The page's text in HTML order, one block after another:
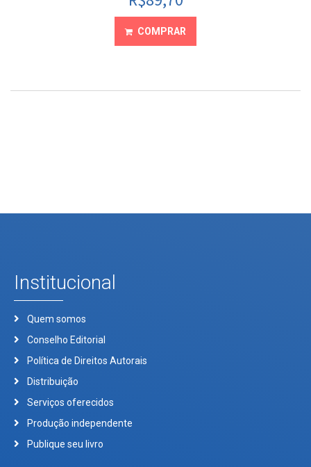
COMPRAR
Institucional
Quem somos
Conselho Editorial
Política de Direitos Autorais
Distribuição
Serviços oferecidos
Produção independente
Publique seu livro